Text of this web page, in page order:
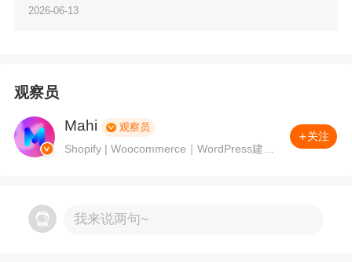
Weight: 320g
Color: Black/White/Navy
2026-06-13
观察员
Mahi 观察员
Shopify | Woocommerce｜WordPress建
关注
我来说两句~